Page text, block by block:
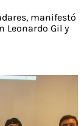
manifestó
Leonardo Gil y